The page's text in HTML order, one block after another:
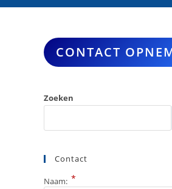
CONTACT
Zoeken
Contact
Naam: *